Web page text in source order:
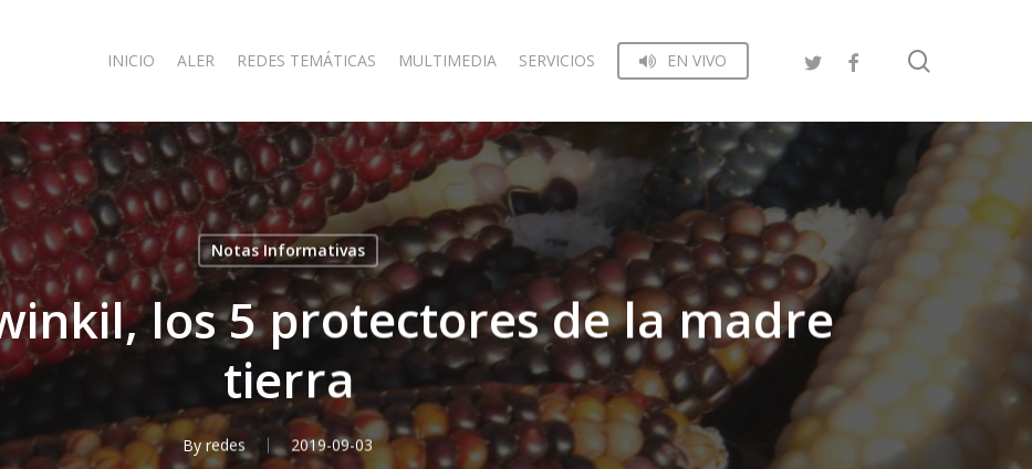
INICIO ALER REDES TEMÁTICAS MULTIMEDIA SERVICIOS EN VIVO
Notas Informativas
los 5 protectores de la madre
tierra
By redes 2019-09-03